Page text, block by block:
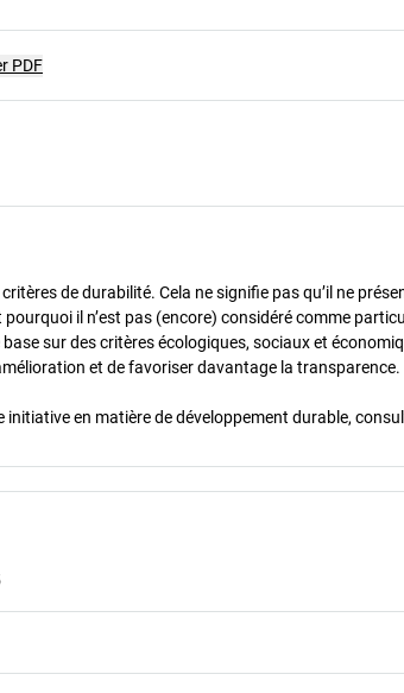
PDF
de durabilité. Cela ne signifie pas qu’il ne
il n’est pas (encore) considéré comme
sur des critères écologiques, sociaux et
et de favoriser davantage la transparence.
en matière de développement durable,